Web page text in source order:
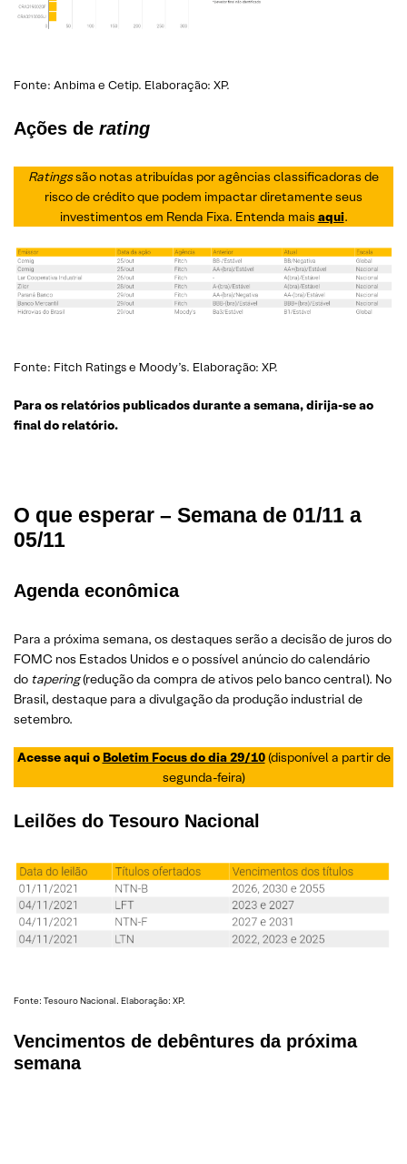
Fonte: Anbima e Cetip. Elaboração: XP.
Ações de rating
Ratingssão notas atribuídas por agências classificadoras de
risco de crédito que podem impactar diretamente seus
investimentos em Renda Fixa. Entenda mais aqui.
Fonte: Fitch Ratings e Moody’s. Elaboração: XP.
Para os relatórios publicados durante a semana, dirija-se ao
final do relatório.
O que esperar – Semana de 01/11 a
05/11
Agenda econômica
Para a próxima semana, os destaques serão a decisão de juros do
FOMC nos Estados Unidos e o possível anúncio do calendário
do tapering(redução da compra de ativos pelo banco central). No
Brasil, destaque para a divulgação da produção industrial de
setembro.
Acesse aqui o Boletim Focus do dia 29/10(disponível a partir de
segunda-feira)
Leilões do Tesouro Nacional
Fonte: Tesouro Nacional. Elaboração: XP.
Vencimentos de debêntures da próxima
semana